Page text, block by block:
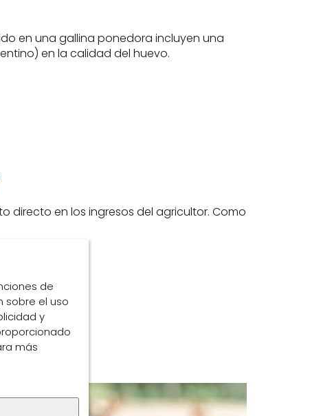
de
sobre el uso
y
más
en una gallina ponedora incluyen una
en la calidad del huevo.
directo en los ingresos del agricultor. Como